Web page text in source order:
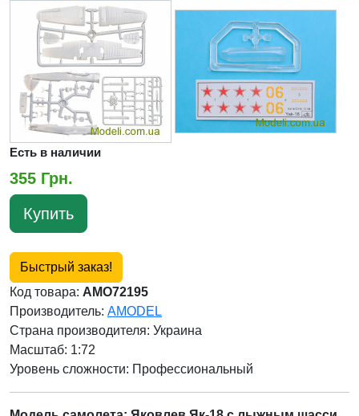
Есть в наличии
355 Грн.
Купить
Быстрый заказ!
Код товара: AMO72195
Производитель: AMODEL
Страна производителя: Украина
Масштаб: 1:72
Уровень сложности: Профессиональный